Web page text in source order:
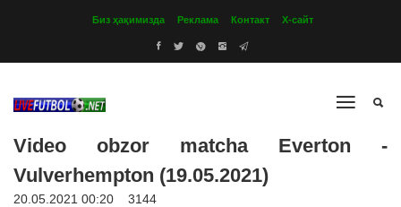
Биз ҳақимизда Реклама Контакт Х-сайт
Video obzor matcha Everton -
Vulverhempton (19.05.2021)
20.05.2021 00:20 3144